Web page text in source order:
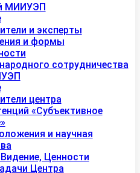
МИИУЭП
и эксперты
и формы
сотрудничества
центра
«Субъективное
и научная
Ценности
Центра